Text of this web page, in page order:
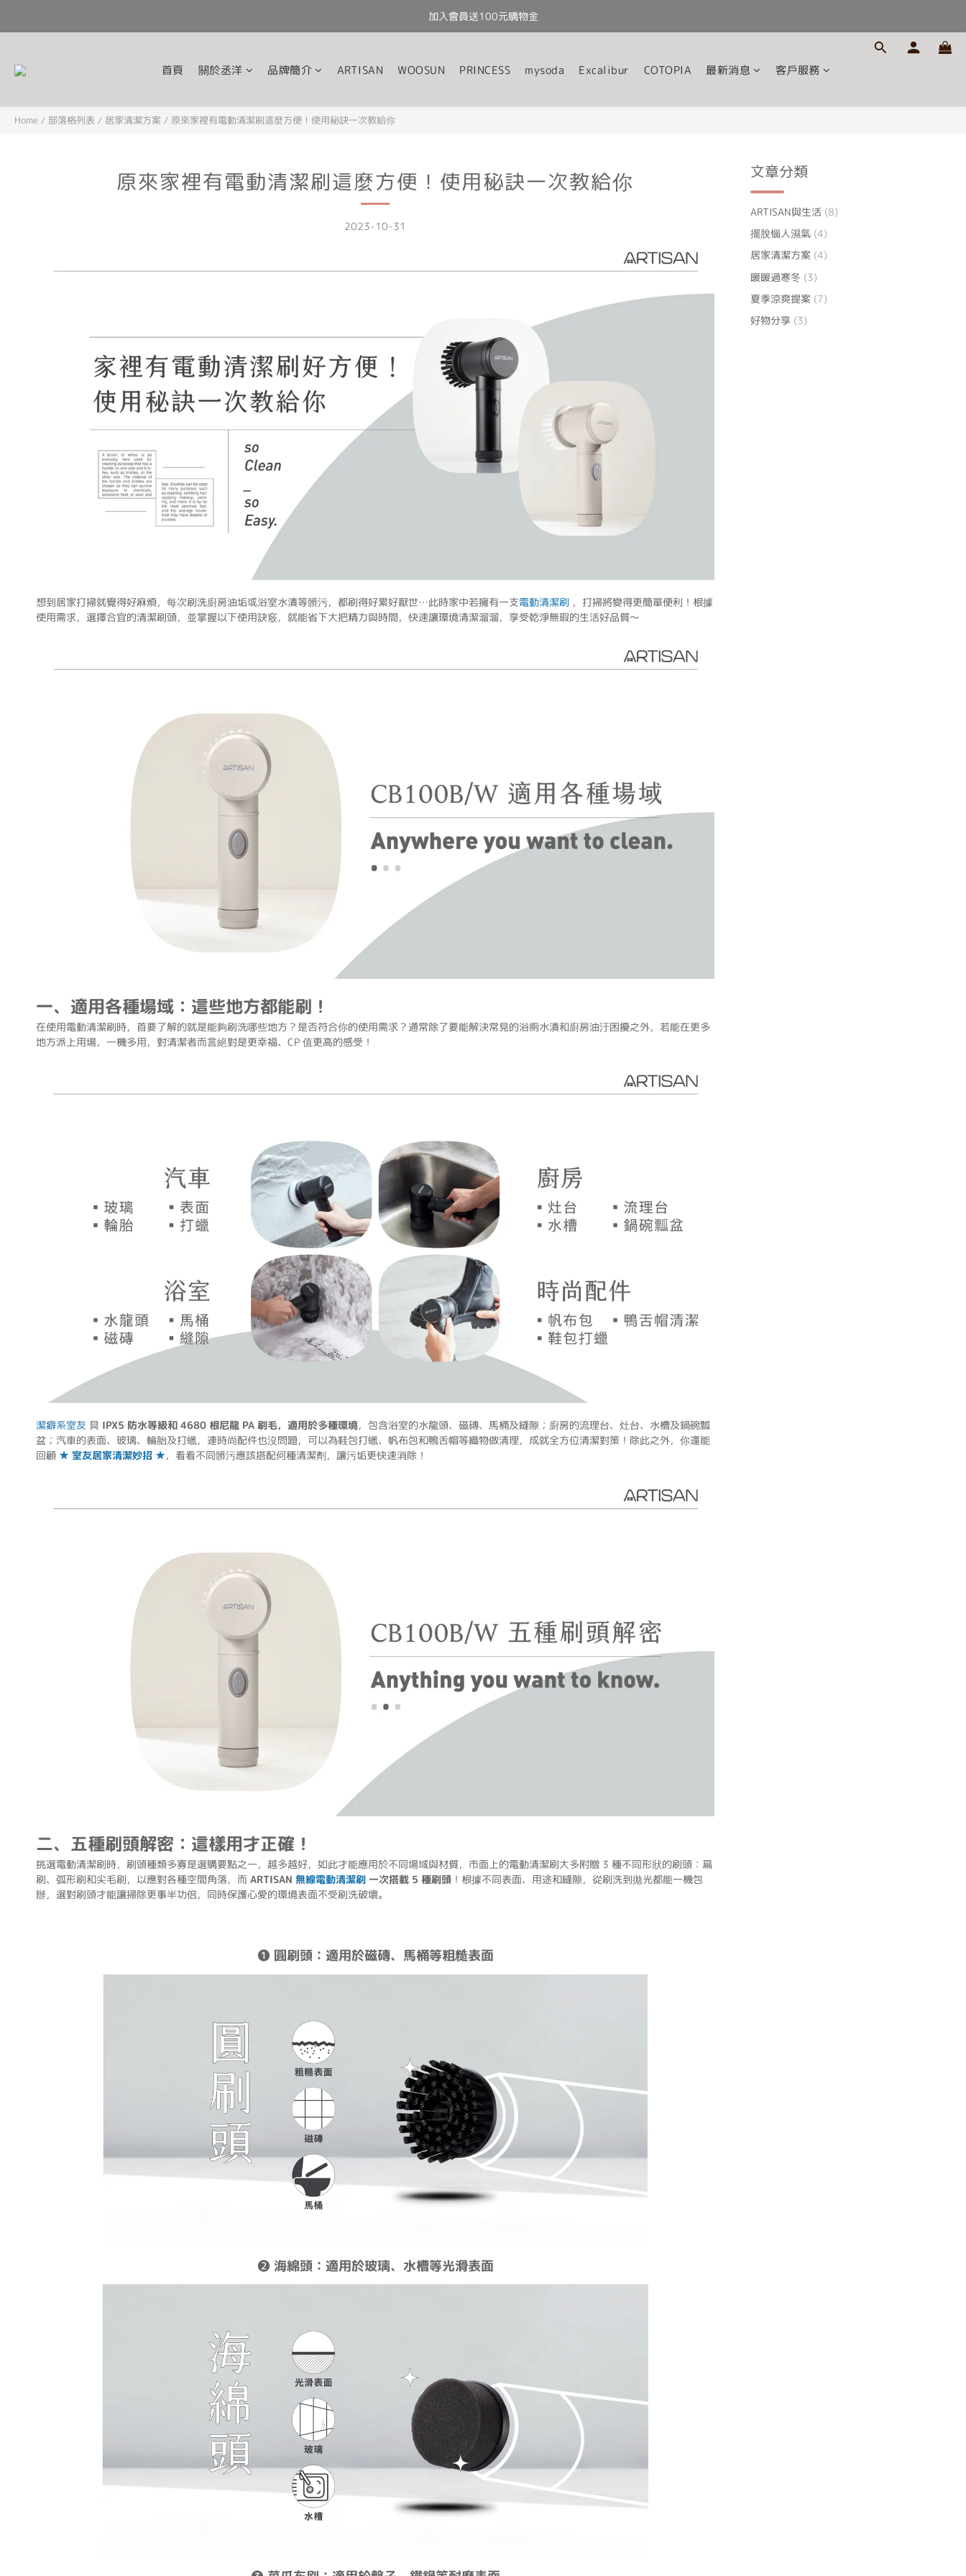
全館滿千免運
加入會員送100元購物金
首頁 關於丞洋 品牌簡介 ARTISAN WOOSUN PRINCESS mysoda Excalibur COTOPIA 最新消息 客戶服務
Home / 部落格列表 / 居家清潔方案 / 原來家裡有電動清潔刷這麼方便！使用秘訣一次教給你
原來家裡有電動清潔刷這麼方便！使用秘訣一次教給你
2023-10-31
想到居家打掃就覺得好麻煩，每次刷洗廚房油垢或浴室水漬等髒污，都刷得好累好厭世…此時家中若擁有一支電動清潔刷 ，打掃將變得更簡單便利！根據
使用需求，選擇合宜的清潔刷頭，並掌握以下使用訣竅，就能省下大把精力與時間，快速讓環境清潔溜溜，享受乾淨無瑕的生活好品質～
一、適用各種場域：這些地方都能刷！
在使用電動清潔刷時，首要了解的就是能夠刷洗哪些地方？是否符合你的使用需求？通常除了要能解決常見的浴廁水漬和廚房油汙困擾之外，若能在更多
地方派上用場，一機多用，對清潔者而言絕對是更幸福、CP 值更高的感受！
潔癖系室友 具 IPX5 防水等級和 4680 根尼龍 PA 刷毛，適用於多種環境，包含浴室的水龍頭、磁磚、馬桶及縫隙；廚房的流理台、灶台、水槽及鍋碗瓢
盆；汽車的表面、玻璃、輪胎及打蠟，連時尚配件也沒問題，可以為鞋包打蠟、帆布包和鴨舌帽等織物做清理，成就全方位清潔對策！除此之外，你還能
回顧 ★ 室友居家清潔妙招 ★，看看不同髒污應該搭配何種清潔劑，讓污垢更快速消除！
二、五種刷頭解密：這樣用才正確！
挑選電動清潔刷時，刷頭種類多寡是選購要點之一，越多越好，如此才能應用於不同場域與材質，市面上的電動清潔刷大多附贈 3 種不同形狀的刷頭：扁
刷、弧形刷和尖毛刷，以應對各種空間角落，而 ARTISAN 無線電動清潔刷 一次搭載 5 種刷頭 ！根據不同表面、用途和縫隙，從刷洗到拋光都能一機包
辦，選對刷頭才能讓掃除更事半功倍，同時保護心愛的環境表面不受刷洗破壞。
❶ 圓刷頭：適用於磁磚、馬桶等粗糙表面
❷ 海綿頭：適用於玻璃、水槽等光滑表面
文章分類
ARTISAN與生活 (8)
擺脫惱人濕氣 (4)
居家清潔方案 (4)
暖暖過寒冬 (3)
夏季涼爽提案 (7)
好物分享 (3)